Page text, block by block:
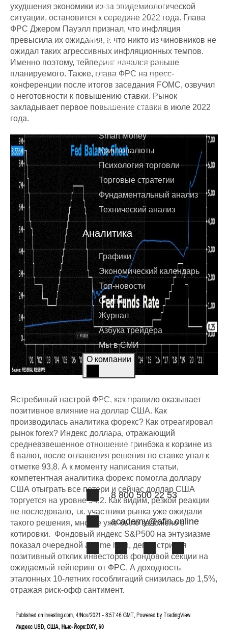
Как зарабатывать на
Форекс, а не терять?
Курсы
Фондовый рынок
Фьючерсы и опционы
Валютный рынок Форекс
Товарный рынок
Smart Money
Криптовалюты
Психология торговли
Торговые стратегии
Фундаментальный анализ
Технический анализ
Аналитика
Графики
Экономический календарь
Топ-новости
Статьи
Журнал
Азбука трейдера
Мы в СМИ
О компании
Контакты
Вопрос-ответ
Отзывы
Лицензии
Наша команда
8 800 500 22 53
academy@afin.online
ухудшения экономики из-за эпидемиологической
ситуации, остановится к середине 2022 года. Глава
ФРС Джером Пауэлл признал, что инфляция
превысила их ожидания, и что никто из чиновников не
ожидал таких агрессивных инфляционных темпов.
Именно поэтому, тейперинг начался раньше
планируемого. Также, глава ФРС на пресс-
конференции после итогов заседания FOMC, озвучил
о неготовности к повышению ставки. Рынок
закладывает первое повышение ставки в июле 2022
года.
Ястребиный настрой ФРС, как правило оказывает
позитивное влияние на доллар США. Как
производилась аналитика форекс? Как отреагировал
рынок forex? Индекс доллара, отражающий
средневзвешенное отношение гринбэка к корзине из
6 валют, после оглашения решения по ставке упал к
отметке 93,8. А к моменту написания статьи,
компетентная аналитика форекс помогла доллару
США отыграть все потери и сейчас доллар США
торгуется на уровне 94,2. Как видим, резкой реакции
не последовало, т.к. участники рынка уже ожидали
такого решения, многое уже было заложено в
котировки. Фондовый индекс S&P500 на энтузиазме
показал очередной all time high, демонстрируя
позитивный отклик инвесторов фондовой секции на
ожидаемый тейперинг от ФРС. А доходность
эталонных 10-летних гособлигаций снизилась до 1,5%,
отражая риск-офф сантимент.